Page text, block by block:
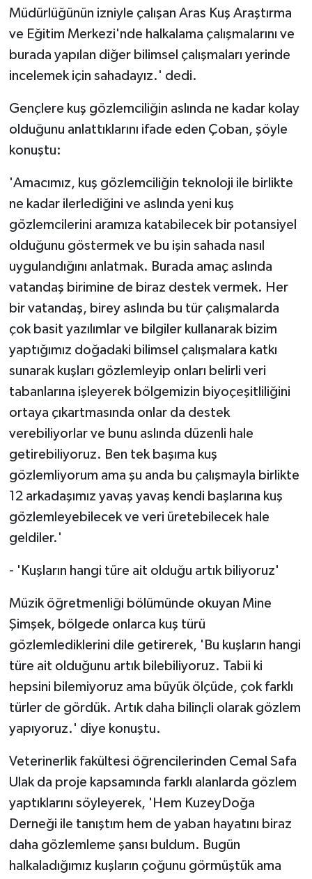
Müdürlüğünün izniyle çalışan Aras Kuş Araştırma
ve Eğitim Merkezi'nde halkalama çalışmalarını ve
burada yapılan diğer bilimsel çalışmaları yerinde
incelemek için sahadayız.' dedi.
Gençlere kuş gözlemciliğin aslında ne kadar kolay
olduğunu anlattıklarını ifade eden Çoban, şöyle
konuştu:
'Amacımız, kuş gözlemciliğin teknoloji ile birlikte
ne kadar ilerlediğini ve aslında yeni kuş
gözlemcilerini aramıza katabilecek bir potansiyel
olduğunu göstermek ve bu işin sahada nasıl
uygulandığını anlatmak. Burada amaç aslında
vatandaş birimine de biraz destek vermek. Her
bir vatandaş, birey aslında bu tür çalışmalarda
çok basit yazılımlar ve bilgiler kullanarak bizim
yaptığımız doğadaki bilimsel çalışmalara katkı
sunarak kuşları gözlemleyip onları belirli veri
tabanlarına işleyerek bölgemizin biyoçeşitliliğini
ortaya çıkartmasında onlar da destek
verebiliyorlar ve bunu aslında düzenli hale
getirebiliyoruz. Ben tek başıma kuş
gözlemliyorum ama şu anda bu çalışmayla birlikte
12 arkadaşımız yavaş yavaş kendi başlarına kuş
gözlemleyebilecek ve veri üretebilecek hale
geldiler.'
- 'Kuşların hangi türe ait olduğu artık biliyoruz'
Müzik öğretmenliği bölümünde okuyan Mine
Şimşek, bölgede onlarca kuş türü
gözlemlediklerini dile getirerek, 'Bu kuşların hangi
türe ait olduğunu artık bilebiliyoruz. Tabii ki
hepsini bilemiyoruz ama büyük ölçüde, çok farklı
türler de gördük. Artık daha bilinçli olarak gözlem
yapıyoruz.' diye konuştu.
Veterinerlik fakültesi öğrencilerinden Cemal Safa
Ulak da proje kapsamında farklı alanlarda gözlem
yaptıklarını söyleyerek, 'Hem KuzeyDoğa
Derneği ile tanıştım hem de yaban hayatını biraz
daha gözlemleme şansı buldum. Bugün
halkaladığımız kuşların çoğunu görmüştük ama